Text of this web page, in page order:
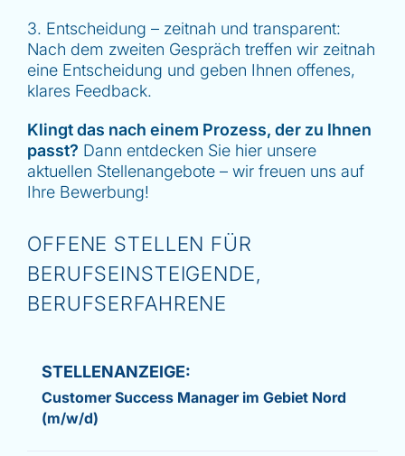
3. Entscheidung – zeitnah und transparent:
Nach dem zweiten Gespräch treffen wir zeitnah
eine Entscheidung und geben Ihnen offenes,
klares Feedback.
Klingt das nach einem Prozess, der zu Ihnen
passt? Dann entdecken Sie hier unsere
aktuellen Stellenangebote – wir freuen uns auf
Ihre Bewerbung!
OFFENE STELLEN FÜR
BERUFSEINSTEIGENDE,
BERUFSERFAHRENE
Customer Success Manager im Gebiet Nord
(m/w/d)